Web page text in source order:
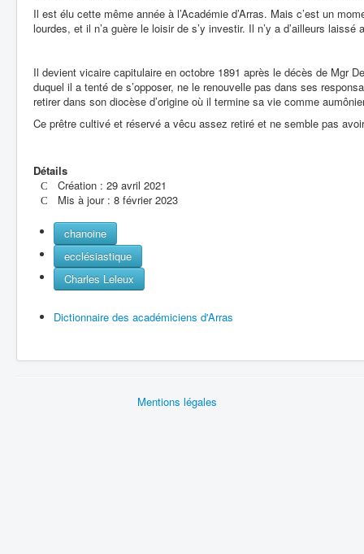
Il est élu cette même année à l’Académie d’Arras. Mais c’est un
lourdes, et il n’a guère le loisir de s’y investir. Il n’y a d’ailleurs laissé
Il devient vicaire capitulaire en octobre 1891 après le décès de Mgr
duquel il a tenté de s’opposer, ne le renouvelle pas dans ses
retirer dans son diocèse d’origine où il termine sa vie comme
Ce prêtre cultivé et réservé a vêcu assez retiré et ne semble pas
Détails
Création : 29 avril 2021
Mis à jour : 8 février 2023
chanoine
ecclésiastique
Charles Leleux
Dictionnaire des académiciens d'Arras
Mentions légales